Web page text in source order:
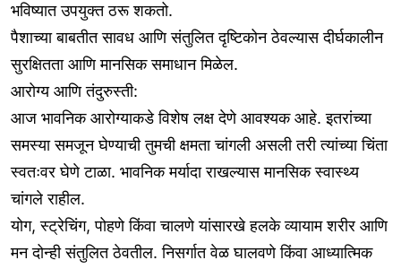
भविष्यात उपयुक्त ठरू शकतो.
पैशाच्या बाबतीत सावध आणि संतुलित दृष्टिकोन ठेवल्यास दीर्घकालीन
सुरक्षितता आणि मानसिक समाधान मिळेल.
आरोग्य आणि तंदुरुस्ती:
आज भावनिक आरोग्याकडे विशेष लक्ष देणे आवश्यक आहे. इतरांच्या
समस्या समजून घेण्याची तुमची क्षमता चांगली असली तरी त्यांच्या चिंता
स्वतःवर घेणे टाळा. भावनिक मर्यादा राखल्यास मानसिक स्वास्थ्य
चांगले राहील.
योग, स्ट्रेचिंग, पोहणे किंवा चालणे यांसारखे हलके व्यायाम शरीर आणि
मन दोन्ही संतुलित ठेवतील. निसर्गात वेळ घालवणे किंवा आध्यात्मिक